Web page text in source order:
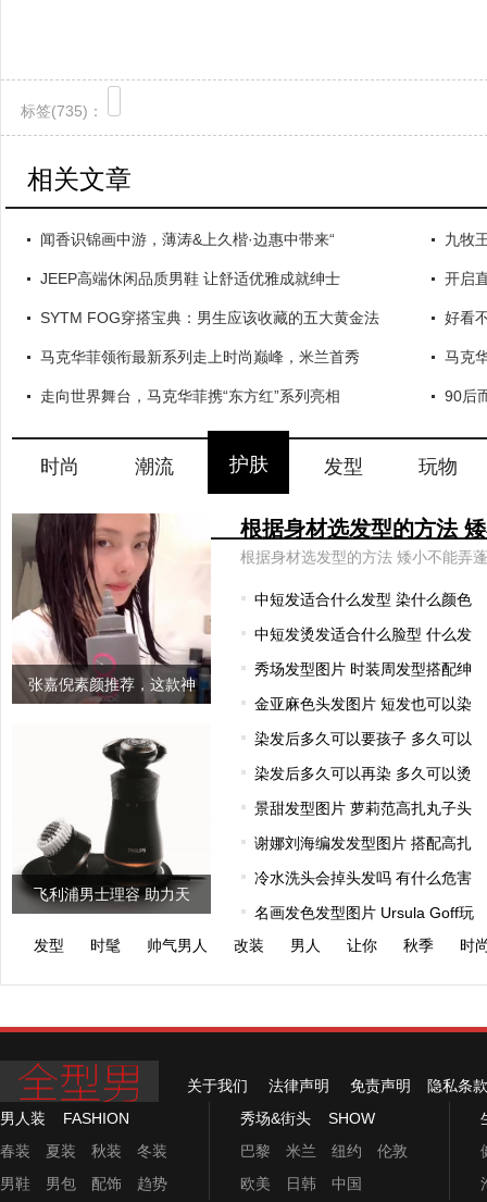
标签(735)：
相关文章
闻香识锦画中游，薄涛&上久楷·边惠中带来“ 九牧
JEEP高端休闲品质男鞋 让舒适优雅成就绅士 开启
SYTM FOG穿搭宝典：男生应该收藏的五大黄金法 好看
马克华菲领衔最新系列走上时尚巅峰，米兰首秀 马克
走向世界舞台，马克华菲携“东方红”系列亮相 90后
时尚 潮流 护肤 发型 玩物
张嘉倪素颜推荐，这款神
飞利浦男士理容 助力天
中短发适合什么发型 染什么颜色
中短发烫发适合什么脸型 什么发
秀场发型图片 时装周发型搭配绅
金亚麻色头发图片 短发也可以染
染发后多久可以要孩子 多久可以
染发后多久可以再染 多久可以烫
景甜发型图片 萝莉范高扎丸子头
谢娜刘海编发发型图片 搭配高扎
冷水洗头会掉头发吗 有什么危害
名画发色发型图片 Ursula Goff玩
发型
时髦 帅气男人 改装 男人 让你 秋季 时
关于我们 法律声明 免责声明
隐私条款
男人装 FASHION
春装
夏装 秋装
冬装
男鞋
男包 配饰 趋势
秀场&街头 SHOW
巴黎
米兰 纽约
伦敦
欧美
日韩 中国